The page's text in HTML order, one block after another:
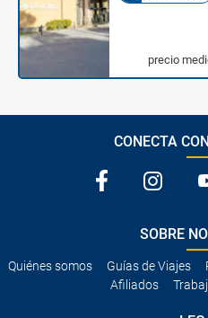
precio
CONECTA
SOBRE
Quiénes somos Guías de Viajes
Afiliados